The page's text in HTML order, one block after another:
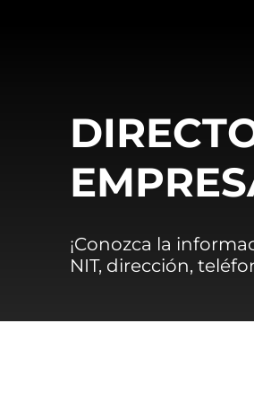
¡Conozca la
NIT, dirección,